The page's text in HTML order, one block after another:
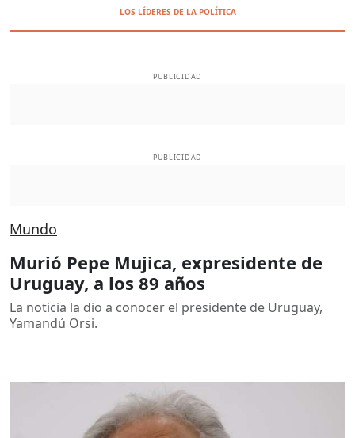
LOS LÍDERES DE LA POLÍTICA
PUBLICIDAD
PUBLICIDAD
Mundo
Murió Pepe Mujica, expresidente de
Uruguay, a los 89 años
La noticia la dio a conocer el presidente de Uruguay,
Yamandú Orsi.